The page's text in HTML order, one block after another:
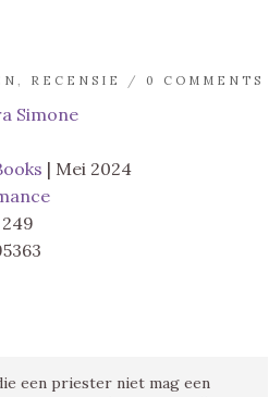
, RECENSIE / 0 COMMENTS
Simone
| Mei 2024
249
een priester niet mag een